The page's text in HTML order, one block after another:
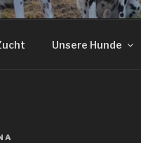
Unsere Hunde